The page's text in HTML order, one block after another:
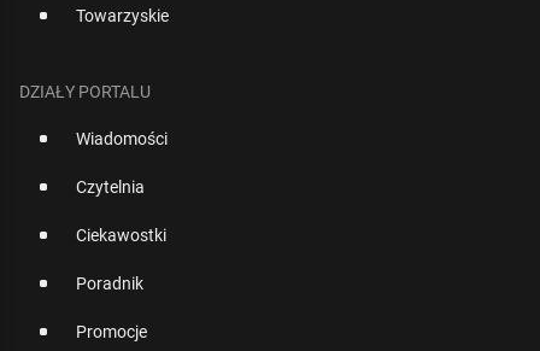
Towarzyskie
DZIAŁY PORTALU
Wiadomości
Czytelnia
Ciekawostki
Poradnik
Promocje